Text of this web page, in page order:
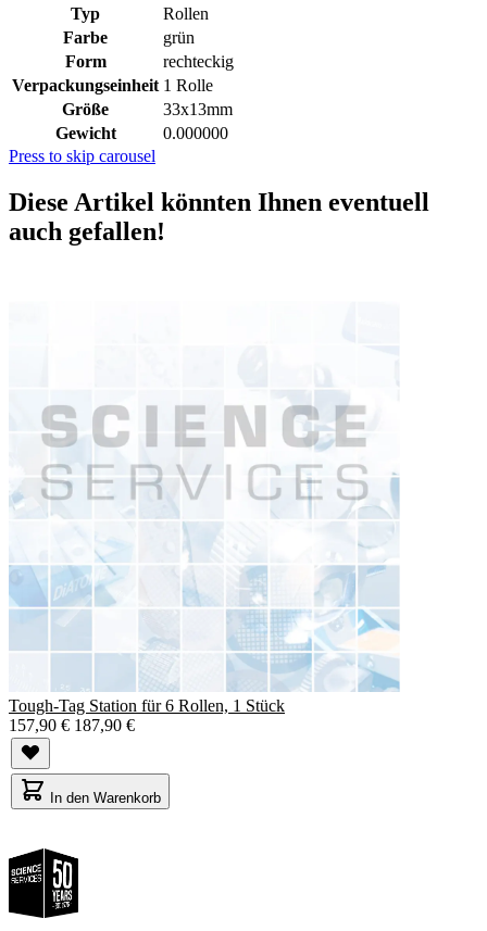
Typ
Rollen
Farbe
grün
Form
rechteckig
Verpackungseinheit 1 Rolle
Größe
33x13mm
Gewicht
0.000000
Press to skip carousel
Diese Artikel könnten Ihnen eventuell
auch gefallen!
Tough-Tag Station für 6 Rollen, 1 Stück
157,90 € 187,90 €
In den Warenkorb